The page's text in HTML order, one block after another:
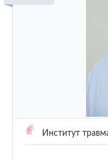
Институт